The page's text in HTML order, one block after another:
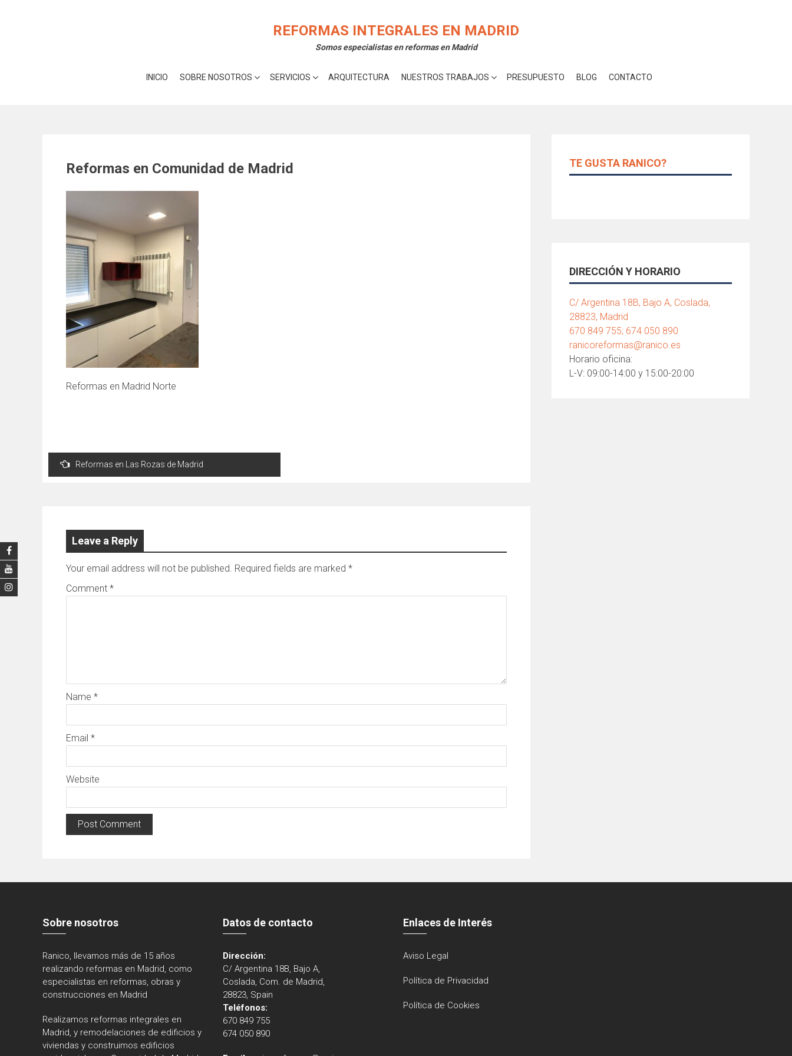
REFORMAS INTEGRALES EN MADRID
Somos especialistas en reformas en Madrid
INICIO SOBRE NOSOTROS SERVICIOS ARQUITECTURA NUESTROS TRABAJOS PRESUPUESTO BLOG CONTACTO
Reformas en Comunidad de Madrid
Reformas en Madrid Norte
Post
navigation
Reformas en Las Rozas de Madrid
Leave a Reply
Your email address will not be published. Required fields are marked *
Comment *
Name *
Email *
Website
TE GUSTA RANICO?
DIRECCIÓN Y HORARIO
C/ Argentina 18B, Bajo A, Coslada,
28823, Madrid
670 849 755; 674 050 890
ranicoreformas@ranico.es
Horario oficina:
L-V: 09:00-14:00 y 15:00-20:00
Sobre nosotros
Ranico, llevamos más de 15 años
realizando reformas en Madrid, como
especialistas en reformas, obras y
construcciones en Madrid
Realizamos reformas integrales en
Madrid, y remodelaciones de edificios y
viviendas y construimos edificios
Datos de contacto
Dirección:
C/ Argentina 18B, Bajo A,
Coslada, Com. de Madrid,
28823, Spain
Teléfonos:
670 849 755
674 050 890
Enlaces de Interés
Aviso Legal
Política de Privacidad
Política de Cookies
Puedes aprender más sobre qué cookies utilizamos o desactivarlas en losajustes.